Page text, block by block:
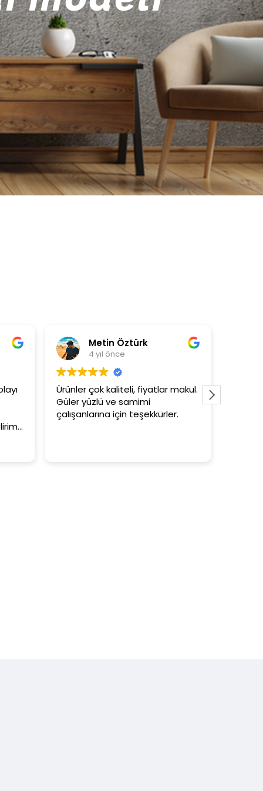
Öztürk
kaliteli, fiyatlar makul.
ve samimi
için teşekkürler.
Asli Ersoy
3+1 evin kagidini kapataslak
tutar